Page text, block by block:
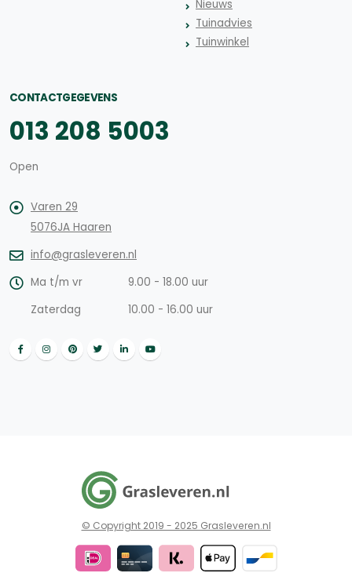
Nieuws
Tuinadvies
Tuinwinkel
CONTACTGEGEVENS
013 208 5003
Open
Varen 29
5076JA Haaren
info@grasleveren.nl
Ma t/m vr
9.00 - 18.00 uur
Zaterdag
10.00 - 16.00 uur
© Copyright 2019 - 2025 Grasleveren.nl